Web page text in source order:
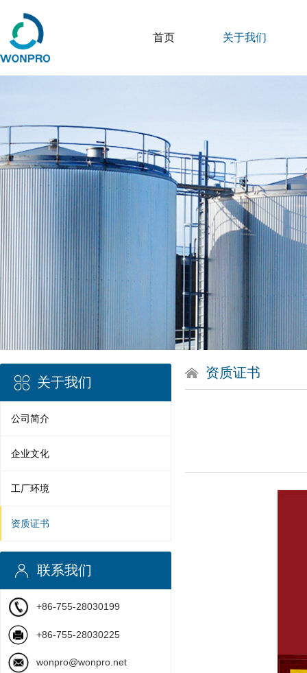
首页 关于我们
关于我们
公司简介
企业文化
工厂环境
资质证书
联系我们
+86-755-28030199
+86-755-28030225
wonpro@wonpro.net
资质证书